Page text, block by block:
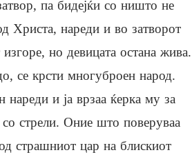
па бидејќи со ништо не
Христа, нареди и во затворот
изгоре, но девицата остана жива.
се крсти многуброен народ.
нареди и ја врзаа ќерка му за
стрели. Оние што поверуваа
страшниот цар на блискиот